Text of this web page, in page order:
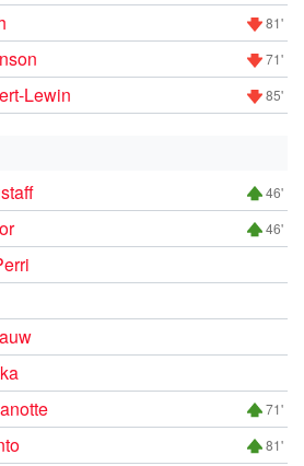
81'
71'
Lewin 85'
46'
46'
71'
81'